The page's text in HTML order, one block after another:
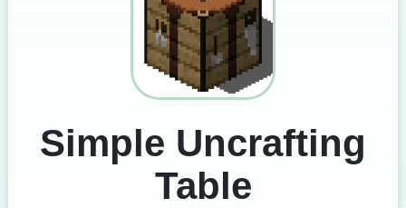
Simple Uncrafting
Table